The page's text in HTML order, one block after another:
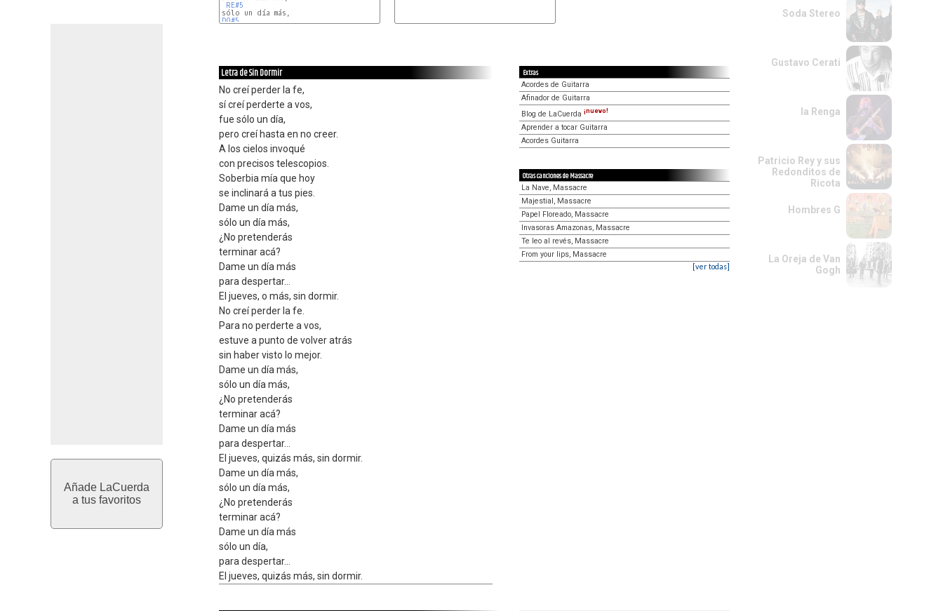
Añade LaCuerda
a tus favoritos
RE#5
DO#5
Letra de Sin Dormir
No creí perder la fe,
sí creí perderte a vos,
fue sólo un día,
pero creí hasta en no creer.
A los cielos invoqué
con precisos telescopios.
Soberbia mía que hoy
se inclinará a tus pies.
Dame un día más,
sólo un día más,
¿No pretenderás
terminar acá?
Dame un día más
para despertar...
El jueves, o más, sin dormir.
No creí perder la fe.
Para no perderte a vos,
estuve a punto de volver atrás
sin haber visto lo mejor.
Dame un día más,
sólo un día más,
¿No pretenderás
terminar acá?
Dame un día más
para despertar...
El jueves, quizás más, sin dormir.
Dame un día más,
sólo un día más,
¿No pretenderás
terminar acá?
Dame un día más
sólo un día,
para despertar...
El jueves, quizás más, sin dormir.
Extras
Acordes de Guitarra
Afinador de Guitarra
Blog de LaCuerda ¡nuevo!
Aprender a tocar Guitarra
Acordes Guitarra
Otras canciones de Massacre
La Nave, Massacre
Majestial, Massacre
Papel Floreado, Massacre
Invasoras Amazonas, Massacre
Te leo al revés, Massacre
From your lips, Massacre
[ver todas]
Soda Stereo
Gustavo Cerati
la Renga
Patricio Rey y sus
Redonditos de
Ricota
Hombres G
La Oreja de Van
Gogh